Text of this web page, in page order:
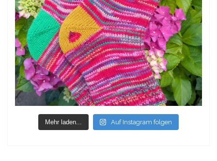
Mehr laden... Auf Instagram folgen